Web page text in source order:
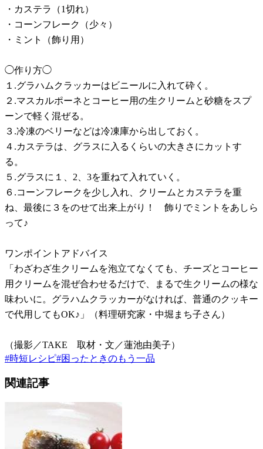
・カステラ（1切れ）
・コーンフレーク（少々）
・ミント（飾り用）
◯作り方◯
１.グラハムクラッカーはビニールに入れて砕く。
２.マスカルポーネとコーヒー用の生クリームと砂糖をスプ
ーンで軽く混ぜる。
３.冷凍のベリーなどは冷凍庫から出しておく。
４.カステラは、グラスに入るくらいの大きさにカットす
る。
５.グラスに１、2、3を重ねて入れていく。
６.コーンフレークを少し入れ、クリームとカステラを重
ね、最後に３をのせて出来上がり！ 飾りでミントをあしら
って♪
ワンポイントアドバイス
「わざわざ生クリームを泡立てなくても、チーズとコーヒー
用クリームを混ぜ合わせるだけで、まるで生クリームの様な
味わいに。グラハムクラッカーがなければ、普通のクッキー
で代用してもOK♪」（料理研究家・中堀まち子さん）
（撮影／TAKE 取材・文／蓮池由美子）
#時短レシピ#困ったときのもう一品
関連記事